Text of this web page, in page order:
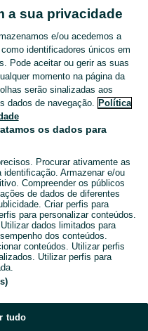
Navegue pelos últimos anúncios de Cuidado De Rosto em Faro (Sé E São Pedro) no OLX Portugal. Compre e venda produtos locais com facilidade e segurança. Mostrar
a sua privacidade
e/ou acedemos a
identificadores únicos em
Pode aceitar ou gerir as suas
momento na página da
serão sinalizadas aos
dados de navegação. Política
os dados para
Procurar ativamente as
Armazenar e/ou
Compreender os públicos
de dados de diferentes
Criar perfis para
para personalizar conteúdos.
dados limitados para
dos conteúdos.
conteúdos. Utilizar perfis
Utilizar perfis para
tudo